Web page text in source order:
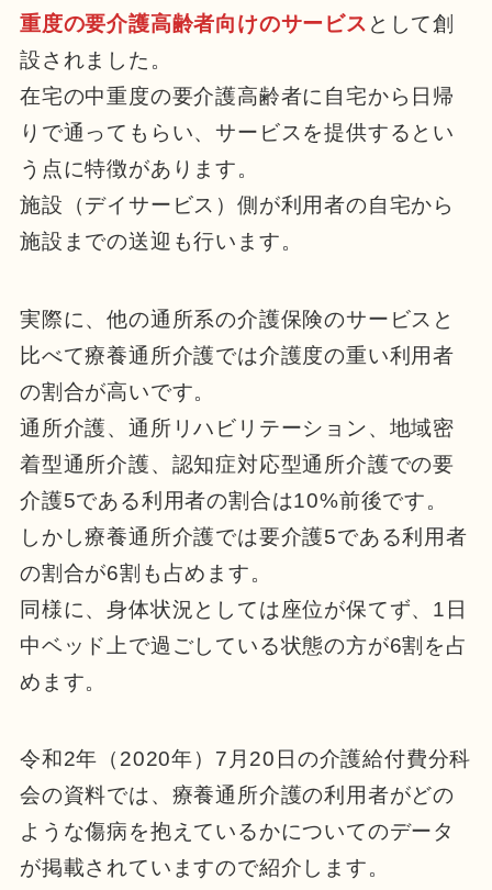
重度の要介護高齢者向けのサービス として創
設されました。
在宅の中重度の要介護高齢者に自宅から日帰
りで通ってもらい、サービスを提供するとい
う点に特徴があります。
施設（デイサービス）側が利用者の自宅から
施設までの送迎も行います。
実際に、他の通所系の介護保険のサービスと
比べて療養通所介護では介護度の重い利用者
の割合が高いです。
通所介護、通所リハビリテーション、地域密
着型通所介護、認知症対応型通所介護での要
介護5である利用者の割合は10%前後です。
しかし療養通所介護では要介護5である利用者
の割合が6割も占めます。
同様に、身体状況としては座位が保てず、1日
中ベッド上で過ごしている状態の方が6割を占
めます。
令和2年（2020年）7月20日の介護給付費分科
会の資料では、療養通所介護の利用者がどの
ような傷病を抱えているかについてのデータ
が掲載されていますので紹介します。